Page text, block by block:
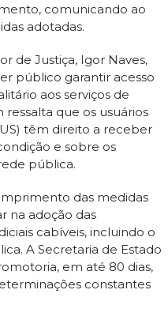
comunicando ao
adotadas.
de Justiça, Igor Naves,
público garantir acesso
aos serviços de
que os usuários
têm direito a receber
e sobre os
pública.
das medidas
na adoção das
cabíveis, incluindo o
A Secretaria de Estado
em até 80 dias,
constantes